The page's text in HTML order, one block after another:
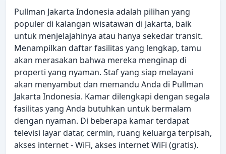
Pullman Jakarta Indonesia adalah pilihan yang
populer di kalangan wisatawan di Jakarta, baik
untuk menjelajahinya atau hanya sekedar transit.
Menampilkan daftar fasilitas yang lengkap, tamu
akan merasakan bahwa mereka menginap di
properti yang nyaman. Staf yang siap melayani
akan menyambut dan memandu Anda di Pullman
Jakarta Indonesia. Kamar dilengkapi dengan segala
fasilitas yang Anda butuhkan untuk bermalam
dengan nyaman. Di beberapa kamar terdapat
televisi layar datar, cermin, ruang keluarga terpisah,
akses internet - WiFi, akses internet WiFi (gratis).